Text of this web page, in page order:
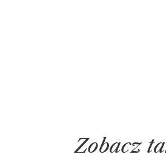
Zobacz